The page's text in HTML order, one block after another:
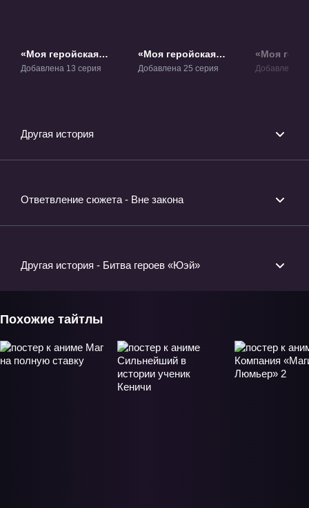
«Моя геройская
академия» ТВ-1
Добавлена 13 серия
«Моя геройская
академия 2» ТВ-2
Добавлена 25 серия
«Моя
академия
Добавлена
Другая история
Ответвление сюжета - Вне закона
Другая история - Битва героев «Юэй»
Похожие тайтлы